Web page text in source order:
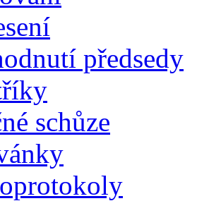
předsedy
schůze